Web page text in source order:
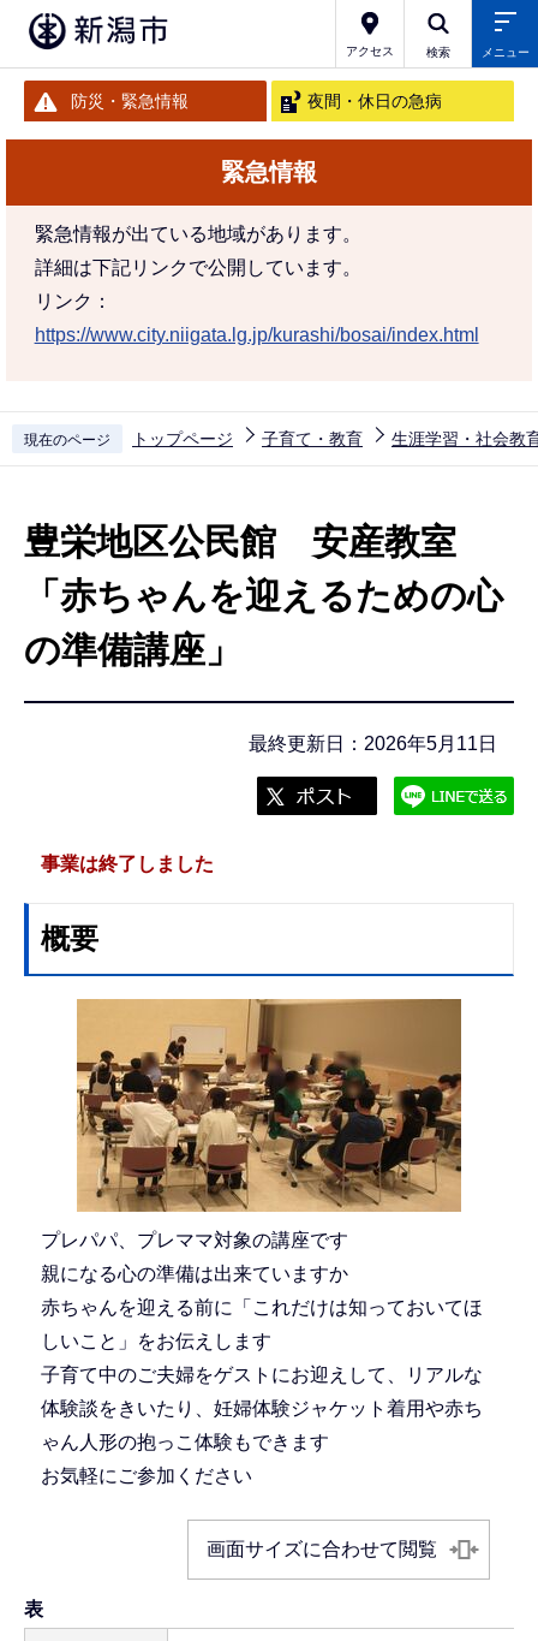
アクセス 検索 メニュー
防災・緊急情報 夜間・休日の急病
緊急情報
緊急情報が出ている地域があります。
詳細は下記リンクで公開しています。
リンク：
https://www.city.niigata.lg.jp/kurashi/bosai/index.html
現在のページ トップページ 子育て・教育 生涯学習・社会教
豊栄地区公民館 安産教室
「赤ちゃんを迎えるための心
の準備講座」
最終更新日：2026年5月11日
事業は終了しました
概要
プレパパ、プレママ対象の講座です
親になる心の準備は出来ていますか
赤ちゃんを迎える前に「これだけは知っておいてほ
しいこと」をお伝えします
子育て中のご夫婦をゲストにお迎えして、リアルな
体験談をきいたり、妊婦体験ジャケット着用や赤ち
ゃん人形の抱っこ体験もできます
お気軽にご参加ください
画面サイズに合わせて閲覧
表